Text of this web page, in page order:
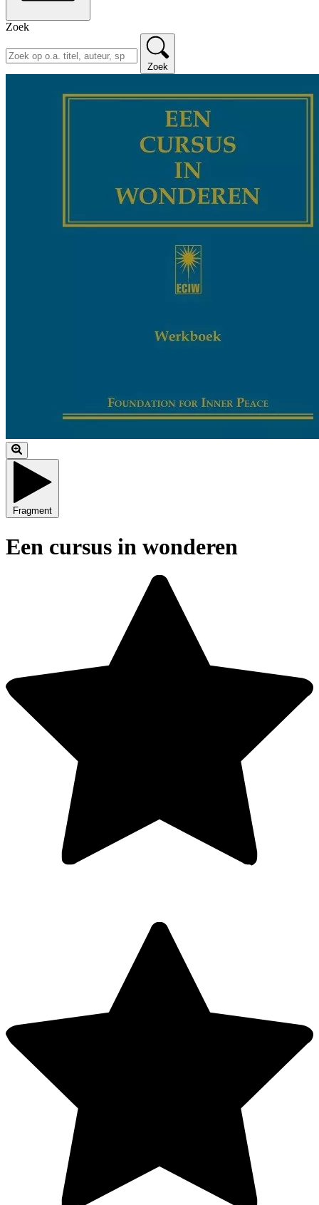
Zoek
Zoek
Fragment
Een cursus in wonderen